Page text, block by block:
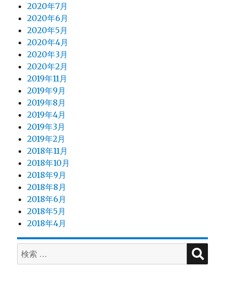
2020年7月
2020年6月
2020年5月
2020年4月
2020年3月
2020年2月
2019年11月
2019年9月
2019年8月
2019年4月
2019年3月
2019年2月
2018年11月
2018年10月
2018年9月
2018年8月
2018年6月
2018年5月
2018年4月
検
索
検